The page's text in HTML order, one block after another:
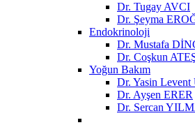
Dr. Tugay AVCI
Dr. Şeyma
Endokrinoloji
Dr. Mustafa
Dr. Coşkun
Yoğun Bakım
Dr. Yasin Levent
Dr. Ayşen ERER
Dr. Sercan